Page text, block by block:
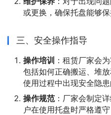
或更换，确保托盘能够保
三、安全操作指导
操作培训 ：租赁厂家会
包括如何正确搬运、堆
使用过程中出现安全隐患
操作规范：厂家会制定
户在使用托盘时严格遵